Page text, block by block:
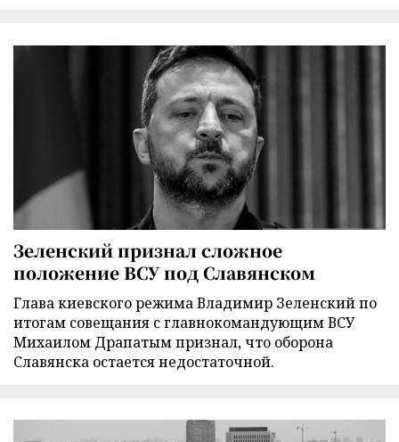
Зеленский признал сложное
положение ВСУ под Славянском
Глава киевского режима Владимир Зеленский по
итогам совещания с главнокомандующим ВСУ
Михаилом Драпатым признал, что оборона
Славянска остается недостаточной.